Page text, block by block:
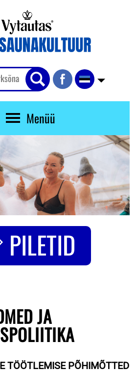
Menüü
PILETID
JA
TÖÖTLEMISE PÕHIMÕTTED